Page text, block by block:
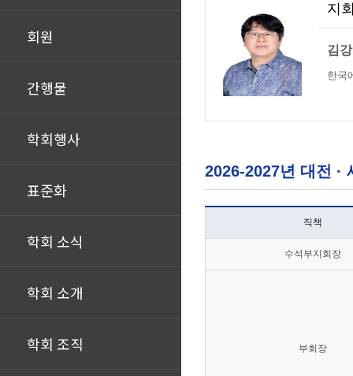
회원
간행물
학회행사
표준화
학회 소식
학회 소개
학회 조직
지
김
한국
2026-2027년 대전 ·
직책
수석부지회장
부회장